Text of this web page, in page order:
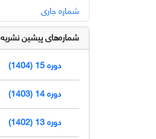
شماره جاری
شماره‌های پیشین نشریه
دوره 15 (1404)
دوره 14 (1403)
دوره 13 (1402)